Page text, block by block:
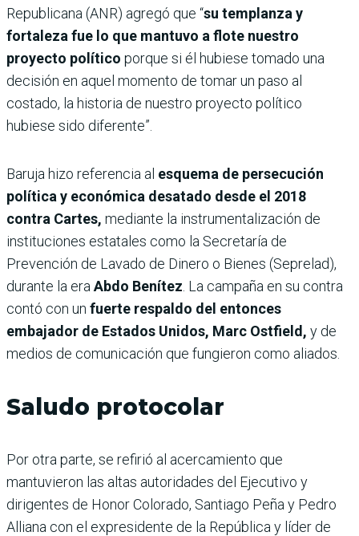
Republicana (ANR) agregó que “su templanza y
fortaleza fue lo que mantuvo a flote nuestro
proyecto político porque si él hubiese tomado una
decisión en aquel momento de tomar un paso al
costado, la historia de nuestro proyecto político
hubiese sido diferente”.
Baruja hizo referencia al esquema de persecución
política y económica desatado desde el 2018
contra Cartes, mediante la instrumentalización de
instituciones estatales como la Secretaría de
Prevención de Lavado de Dinero o Bienes (Seprelad),
durante la era Abdo Benítez . La campaña en su contra
contó con un fuerte respaldo del entonces
embajador de Estados Unidos, Marc Ostfield, y de
medios de comunicación que fungieron como aliados.
Saludo protocolar
Por otra parte, se refirió al acercamiento que
mantuvieron las altas autoridades del Ejecutivo y
dirigentes de Honor Colorado, Santiago Peña y Pedro
Alliana con el expresidente de la República y líder de